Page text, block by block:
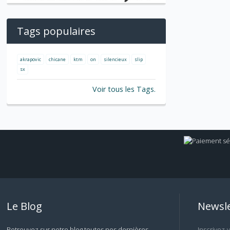
Tags populaires
akrapovic chicane ktm on silencieux
slip
sx
Voir tous les Tags.
Le Blog